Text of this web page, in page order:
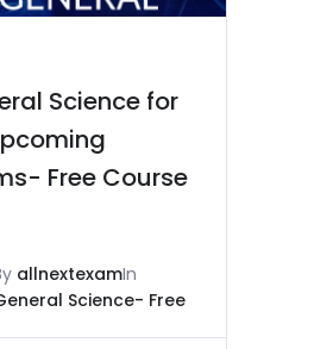
Science for
Free Course
allnextexamIn
Science- Free